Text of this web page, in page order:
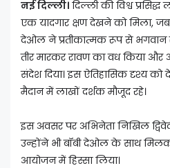
नई दिल्ली। दिल्ली की विश्व
एक यादगार क्षण देखने को मिला, जब
देओल ने प्रतीकात्मक रूप से भगवान
तीर मारकर रावण का वध किया
संदेश दिया। इस ऐतिहासिक दृश्य
मैदान में लाखों दर्शक मौजूद रहे।
इस अवसर पर अभिनेता निखिल
उन्होंने भी बॉबी देओल के साथ
आयोजन में हिस्सा लिया।